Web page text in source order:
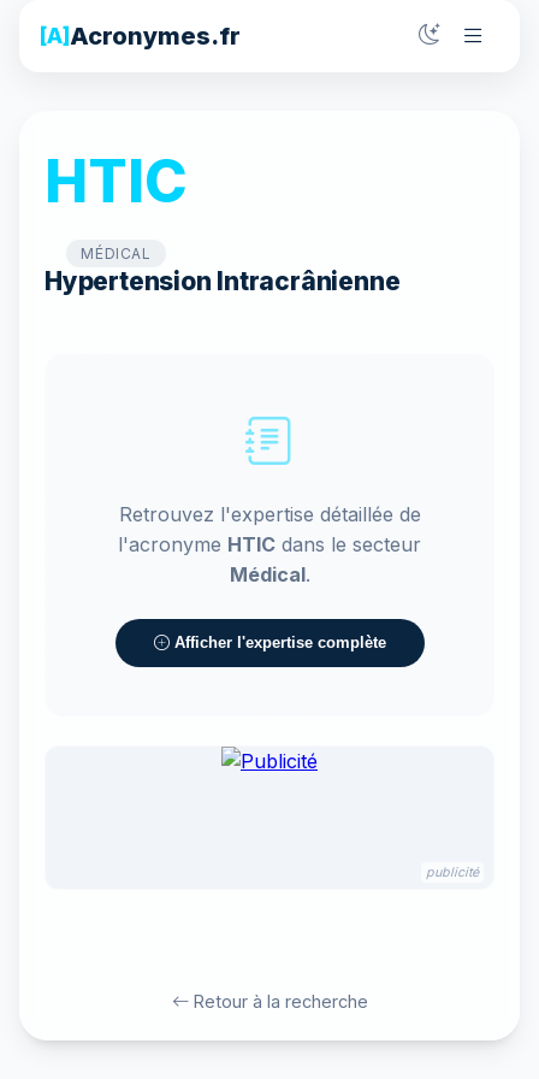
[A]Acronymes.fr
HTIC
MÉDICAL
Hypertension Intracrânienne
Retrouvez l'expertise détaillée de
l'acronyme HTIC dans le secteur
Médical.
Afficher l'expertise complète
publicité
Retour à la recherche